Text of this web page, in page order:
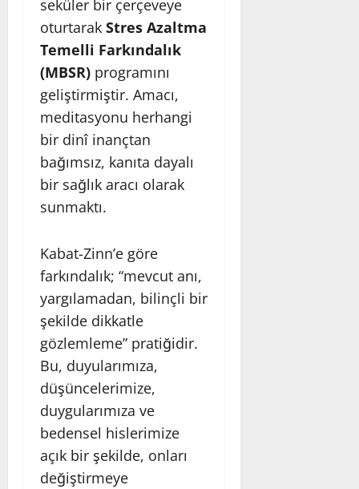
seküler bir çerçeveye
oturtarak Stres Azaltma
Temelli Farkındalık
(MBSR) programını
geliştirmiştir. Amacı,
meditasyonu herhangi
bir dinî inançtan
bağımsız, kanıta dayalı
bir sağlık aracı olarak
sunmaktı.
Kabat-Zinn’e göre
farkındalık; “mevcut anı,
yargılamadan, bilinçli bir
şekilde dikkatle
gözlemleme” pratiğidir.
Bu, duyularımıza,
düşüncelerimize,
duygularımıza ve
bedensel hislerimize
açık bir şekilde, onları
değiştirmeye